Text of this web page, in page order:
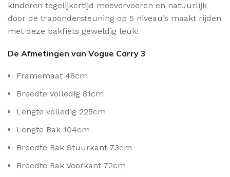
kinderen tegelijkertijd meevervoeren en natuurlijk
door de trapondersteuning op 5 niveau’s maakt rijden
met deze bakfiets geweldig leuk!
De Afmetingen van Vogue Carry 3
Framemaat 48cm
Breedte Volledig 81cm
Lengte volledig 225cm
Lengte Bak 104cm
Breedte Bak Stuurkant 73cm
Breedte Bak Voorkant 72cm